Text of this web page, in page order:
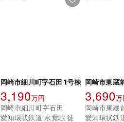
岡崎市細川町字石田 1号棟
3,190万円
岡崎市細川町字石田
愛知環状鉄道 永覚駅 徒
3,690万
岡崎市東蔵
愛知環状鉄